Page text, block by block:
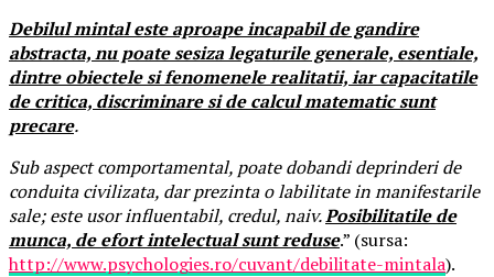
Debilul mintaleste aproape incapabil de gandire
abstracta, nu poate sesiza legaturile generale, esentiale,
dintre obiectele si fenomenele realitatii, iar capacitatile
de critica, discriminare si de calcul matematic sunt
precare.
Sub aspect comportamental, poate dobandi deprinderi de
conduita civilizata, dar prezinta o labilitate in manifestarile
sale; este usor influentabil, credul, naiv.Posibilitatile de
munca, de efort intelectual sunt reduse.” (sursa:
http://www.psychologies.ro/cuvant/debilitate-mintala).